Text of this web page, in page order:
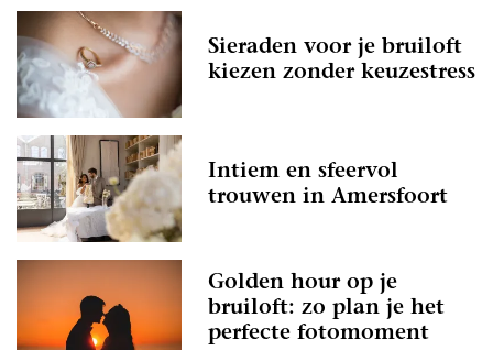
Sieraden voor je bruiloft
kiezen zonder keuzestress
Intiem en sfeervol
trouwen in Amersfoort
Golden hour op je
bruiloft: zo plan je het
perfecte fotomoment